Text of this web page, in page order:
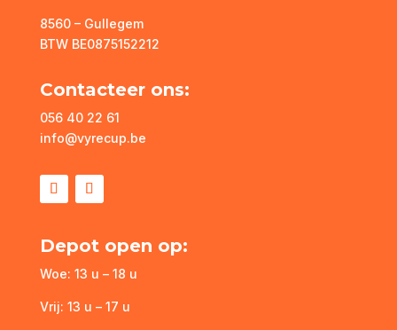
8560 – Gullegem
BTW BE0875152212
Contacteer ons:
056 40 22 61
info@vyrecup.be
Depot open op:
Woe: 13 u – 18 u
Vrij: 13 u – 17 u